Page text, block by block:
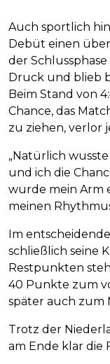
Auch sportlich
Debüt einen
der
Druck und blieb
Beim Stand von
Chance, das
zu ziehen, verlor
„Natürlich
und ich die
wurde mein Arm
meinen
Im
schließlich seine
Restpunkten
40 Punkte zum
später auch zum
Trotz der
am Ende klar die